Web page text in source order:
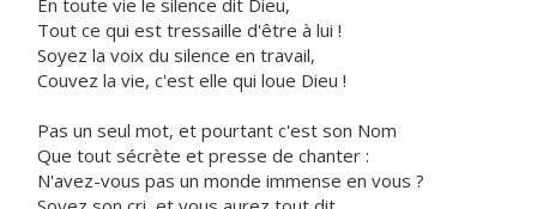
En toute vie le silence dit Dieu,
Tout ce qui est tressaille d'être à lui !
Soyez la voix du silence en travail,
Couvez la vie, c'est elle qui loue Dieu !
Pas un seul mot, et pourtant c'est son Nom
Que tout sécrète et presse de chanter :
N'avez-vous pas un monde immense en vous ?